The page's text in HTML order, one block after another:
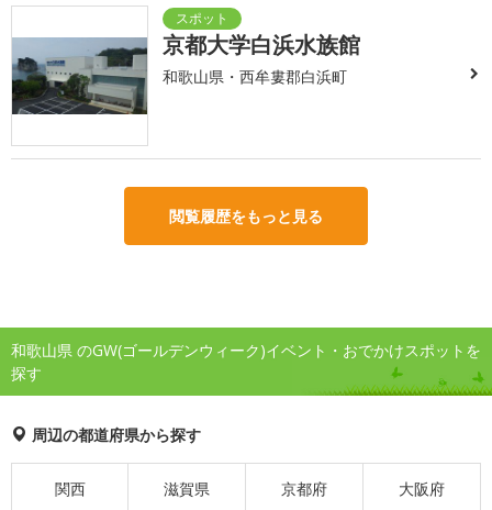
京都大学白浜水族館
和歌山県・西牟婁郡白浜町
閲覧履歴をもっと見る
和歌山県 のGW(ゴールデンウィーク)イベント・おでかけスポットを
探す
周辺の都道府県から探す
関西 滋賀県 京都府 大阪府